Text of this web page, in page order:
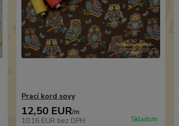
Prací kord sovy
12,50 EUR/m
10,16 EUR bez DPH Skladom